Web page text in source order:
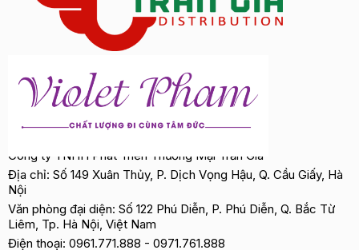
Công ty TNHH Phát Triển Thương Mại Trần Gia
Địa chỉ: Số 149 Xuân Thủy, P. Dịch Vọng Hậu, Q. Cầu Giấy, Hà
Nội
Văn phòng đại diện: Số 122 Phú Diễn, P. Phú Diễn, Q. Bắc Từ
Liêm, Tp. Hà Nội, Việt Nam
Điện thoại: 0961.771.888 - 0971.761.888